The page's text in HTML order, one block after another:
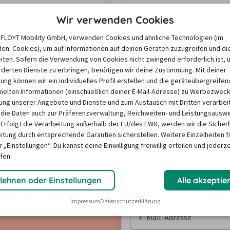
Städtchen und die
in Dalmatien mit
Flair versprühen so
dass Sie bestimmt
möchten. Hier
ich eine tolle Route für
der Sie viel Abwechslung
Stadt…
allem die Badeorte im
ihren Kiesstränden locken
Sonnenhungrige und
Wassersportler an. Die Tour,
Ihnen hier vorschlage, hat
allem etwas zu bieten:
Natur, Aktivitäten und
Start ist in Pula.…
Mehr anzeigen
Wir verwenden Cookies
Mobility GmbH, verwenden Cookies und ähnliche Technologien (im
Cookies), um auf Informationen auf deinen Geräten zuzugreifen und
Sofern die Verwendung von Cookies nicht zwingend erforderlich ist,
Dienste zu erbringen, benötigen wir deine Zustimmung. Mit deiner
können wir ein individuelles Profil erstellen und die
Informationen (einschließlich deiner E-Mail-Adresse) zu
unserer Angebote und Dienste und zum Austausch mit Dritten
Daten auch zur Präferenzverwaltung, Reichweiten- und
die Verarbeitung außerhalb der EU/des EWR, werden wir die
durch entsprechende Garantien sicherstellen. Weitere Einzelheiten
„Einstellungen“. Du kannst deine Einwilligung freiwillig erteilen und
oder Einstellungen Alle
ImpressumDatenschutzerklärung